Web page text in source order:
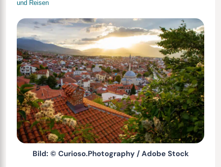
und Reisen
Bild: © Curioso.Photography / Adobe Stock